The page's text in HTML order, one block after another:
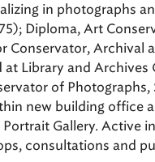
in photographs
Diploma, Art
Conservator, Archival
Library and Archives
of Photographs,
new building office
Gallery. Active
consultations and